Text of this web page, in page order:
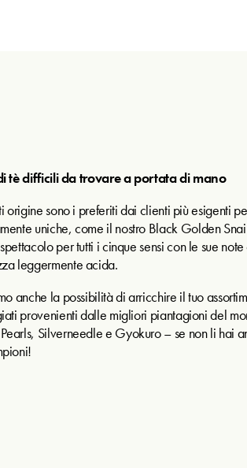
tè difficili da trovare a portata di mano
origine sono i preferiti dai clienti più esigenti
uniche, come il nostro Black Golden
per tutti i cinque sensi con le sue
leggermente acida.
anche la possibilità di arricchire il tuo
provenienti dalle migliori piantagioni del
Silverneedle e Gyokuro – se non li hai